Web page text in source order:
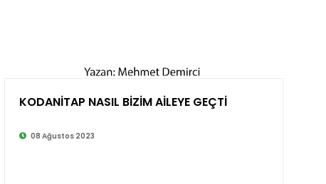
KODANİTAP NASIL BİZİM AİLEYE GEÇTİ
08 Ağustos 2023